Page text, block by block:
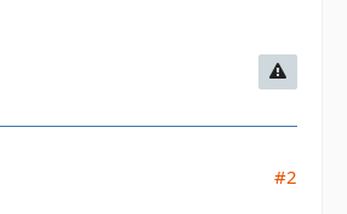
#2